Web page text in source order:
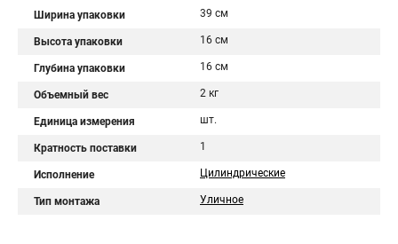
Ширина упаковки 39 см
Высота упаковки 16 см
Глубина упаковки 16 см
Объемный вес 2 кг
Единица измерения шт.
Кратность поставки 1
Исполнение Цилиндрические
Тип монтажа Уличное